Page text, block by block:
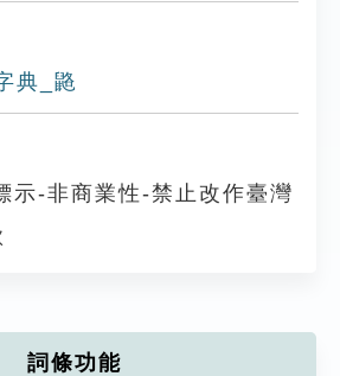
典_䶅
示-非商業性-禁止改作臺灣
詞條功能